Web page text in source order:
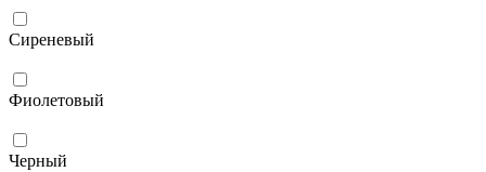
Сиреневый
Фиолетовый
Черный